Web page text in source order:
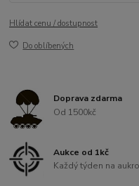
Hlídat cenu / dostupnost
Do oblíbených
Doprava zdarma
Od 1500kč
Aukce od 1kč
Každý týden na